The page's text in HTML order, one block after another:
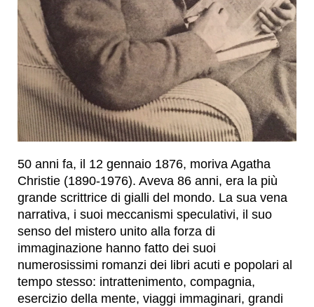
50 anni fa, il 12 gennaio 1876, moriva Agatha
Christie (1890-1976). Aveva 86 anni, era la più
grande scrittrice di gialli del mondo. La sua vena
narrativa, i suoi meccanismi speculativi, il suo
senso del mistero unito alla forza di
immaginazione hanno fatto dei suoi
numerosissimi romanzi dei libri acuti e popolari al
tempo stesso: intrattenimento, compagnia,
esercizio della mente, viaggi immaginari, grandi